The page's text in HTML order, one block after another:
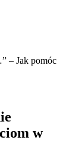
– Jak pomóc
w